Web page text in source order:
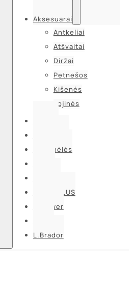
Aksesuarai
Antkeliai
Atšvaitai
Diržai
Petnešos
Kišenės
Kojinės
Vaistinėlės
DELTA PLUS
U-power
L.Brador